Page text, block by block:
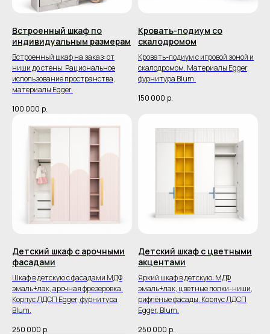
Встроенный шкаф по
индивидуальным размерам
Встроенный шкаф на заказ: от
ниши до стены. Рациональное
использование пространства,
материалы Egger.
100 000 р.
Кровать-подиум со
скалодромом
Кровать-подиум с игровой зоной и
скалодромом. Материалы Egger,
фурнитура Blum.
150 000 р.
Детский шкаф с арочными
фасадами
Шкаф в детскую с фасадами МДФ
эмаль+лак, арочная фрезеровка.
Корпус ЛДСП Egger, фурнитура
Blum.
250 000 р.
Детский шкаф с цветными
акцентами
Яркий шкаф в детскую: МДФ
эмаль+лак, цветные полки-ниши,
рифлёные фасады. Корпус ЛДСП
Egger, Blum.
250 000 р.